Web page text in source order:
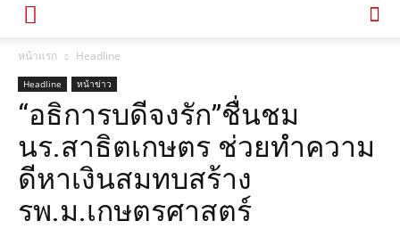
หน้าแรก Headline
Headline หน้าข่าว
“อธิการบดีจงรัก”ชื่นชม
นร.สาธิตเกษตร ช่วยทำความ
ดีหาเงินสมทบสร้าง
รพ.ม.เกษตรศาสตร์